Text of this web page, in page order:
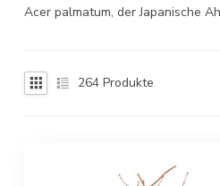
Acer palmatum, der Japanische
264 Produkte